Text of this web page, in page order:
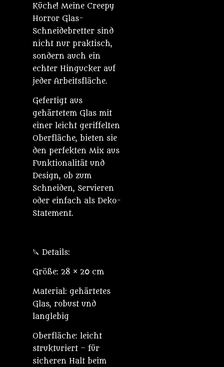
Küche! Meine Creepy
Horror Glas-
Schneidebretter sind
nicht nur praktisch,
sondern auch ein
echter Hingucker auf
jeder Arbeitsfläche.
Gefertigt aus
gehärtetem Glas mit
einer leicht geriffelten
Oberfläche, bieten sie
den perfekten Mix aus
Funktionalität und
Design, ob zum
Schneiden, Servieren
oder einfach als Deko-
Statement.
🔪 Details:
Größe: 28 × 20 cm
Material: gehärtetes
Glas, robust und
langlebig
Oberfläche: leicht
strukturiert – für
sicheren Halt beim